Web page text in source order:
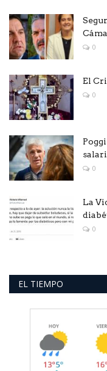
0
El
0
0
La
0
EL TIEMPO